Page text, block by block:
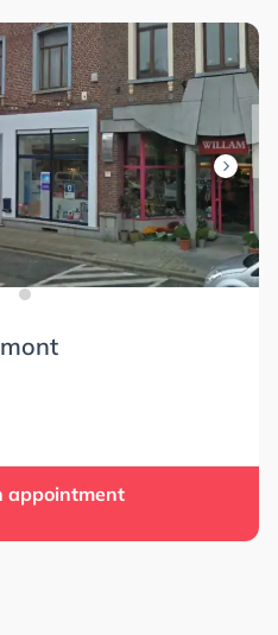
appointment